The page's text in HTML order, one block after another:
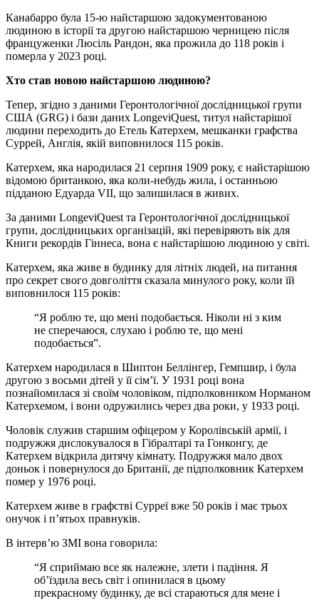
Канабарро була 15-ю найстаршою задокументованою
людиною в історії та другою найстаршою черницею після
француженки Люсіль Рандон, яка прожила до 118 років і
померла у 2023 році.
Хто став новою найстаршою людиною?
Тепер, згідно з даними Геронтологічної дослідницької групи
США (GRG) і бази даних LongeviQuest, титул найстарішої
людини переходить до Етель Катерхем, мешканки графства
Суррей, Англія, якій виповнилося 115 років.
Катерхем, яка народилася 21 серпня 1909 року, є найстарішою
відомою британкою, яка коли-небудь жила, і останньою
підданою Едуарда VII, що залишилася в живих.
За даними LongeviQuest та Геронтологічної дослідницької
групи, дослідницьких організацій, які перевіряють вік для
Книги рекордів Гіннеса, вона є найстарішою людиною у світі.
Катерхем, яка живе в будинку для літніх людей, на питання
про секрет свого довголіття сказала минулого року, коли їй
виповнилося 115 років:
“Я роблю те, що мені подобається. Ніколи ні з ким
не сперечаюся, слухаю і роблю те, що мені
подобається”.
Катерхем народилася в Шиптон Беллінгер, Гемпшир, і була
другою з восьми дітей у її сім’ї. У 1931 році вона
познайомилася зі своїм чоловіком, підполковником Норманом
Катерхемом, і вони одружились через два роки, у 1933 році.
Чоловік служив старшим офіцером у Королівській армії, і
подружжя дислокувалося в Гібралтарі та Гонконгу, де
Катерхем відкрила дитячу кімнату. Подружжя мало двох
доньок і повернулося до Британії, де підполковник Катерхем
помер у 1976 році.
Катерхем живе в графстві Сурреї вже 50 років і має трьох
онучок і п’ятьох правнуків.
В інтерв’ю ЗМІ вона говорила:
“Я сприймаю все як належне, злети і падіння. Я
об’їздила весь світ і опинилася в цьому
прекрасному будинку, де всі стараються для мене і